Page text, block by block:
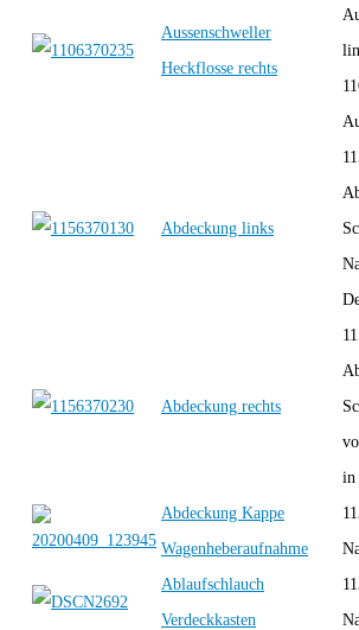
Aussenschweller
Heckflosse rechts
Abdeckung links
Abdeckung rechts
in
Abdeckung Kappe
Wagenheberaufnahme
Ablaufschlauch
Verdeckkasten